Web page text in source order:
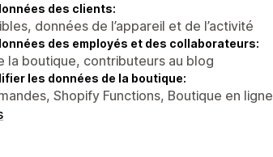
des clients:
données de l’appareil et de l’activité
des employés et des collaborateurs:
la boutique, contributeurs au blog
les données de la boutique:
Shopify Functions, Boutique en ligne